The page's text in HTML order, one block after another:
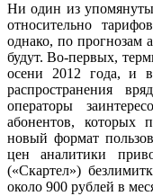
Ни один из
относительно
однако, по прогнозам
будут. Во-первых,
осени 2012 года, и в
распространения
операторы
абонентов, которых
новый формат
цен аналитики
(«Скартел»)
около 900 рублей в